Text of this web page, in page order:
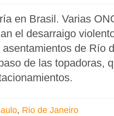
en Brasil. Varias
el desarraigo
de Río
de las topadoras,
, Rio de Janeiro